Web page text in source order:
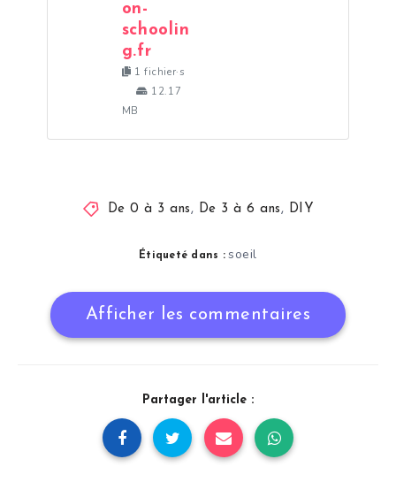
on-
schoolin
g.fr
1 fichier·s
12.17
MB
De 0 à 3 ans, De 3 à 6 ans, DIY
Étiqueté dans : soeil
Afficher les commentaires
Partager l'article :